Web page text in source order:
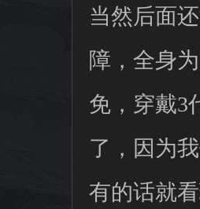
当然后面
障，全身
免，穿戴3
了，因为
有的话就